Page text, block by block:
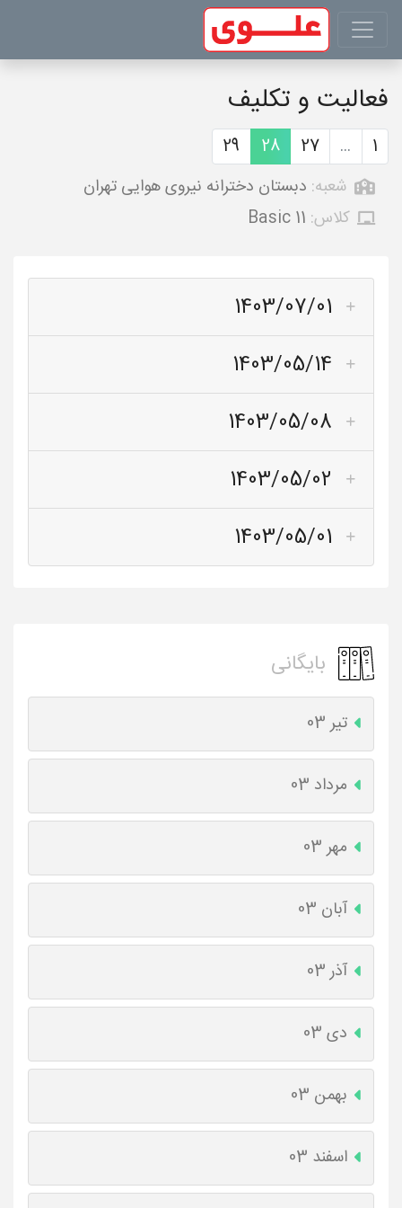
فعالیت و تکلیف
1
...
27
28
29
شعبه: دبستان دخترانه نیروی هوایی تهران
کلاس: Basic 11
1403/07/01
1403/05/14
1403/05/08
1403/05/02
1403/05/01
بایگانی
تیر 03
مرداد 03
مهر 03
آبان 03
آذر 03
دی 03
بهمن 03
اسفند 03